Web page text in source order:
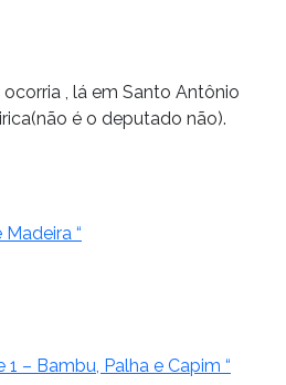
, lá em Santo Antônio
é o deputado não).
“
– Bambu, Palha e Capim “